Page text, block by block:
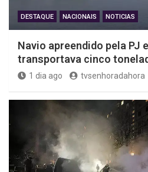
DESTAQUE NACIONAIS NOTICIAS
Navio apreendido pela PJ
transportava cinco
1 dia ago tvsenhoradahora